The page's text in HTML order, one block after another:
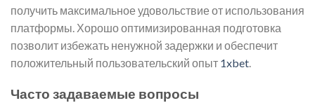
получить максимальное удовольствие от использования
платформы. Хорошо оптимизированная подготовка
позволит избежать ненужной задержки и обеспечит
положительный пользовательский опыт 1xbet
Часто задаваемые вопросы